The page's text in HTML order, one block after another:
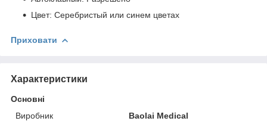
Цвет: Серебристый или синем цветах
Приховати
Характеристики
Основні
Виробник
Baolai Medical